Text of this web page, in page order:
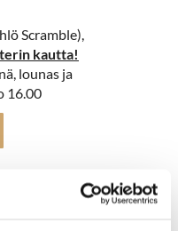
Scramble),
kautta!
lounas ja
16.00
= 150 €/hlö